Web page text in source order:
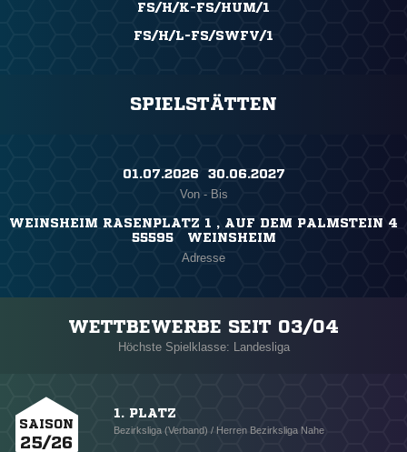
FS/H/K-FS/HUM/1
FS/H/L-FS/SWFV/1
SPIELSTÄTTEN
01.07.2026 ​ 30.06.2027
Von - Bis
WEINSHEIM RASENPLATZ 1 , AUF DEM PALMSTEIN 4
55595 WEINSHEIM
Adresse
WETTBEWERBE SEIT 03/04
Höchste Spielklasse: Landesliga
SAISON
25/26
1. PLATZ
Bezirksliga (Verband) / Herren Bezirksliga Nahe